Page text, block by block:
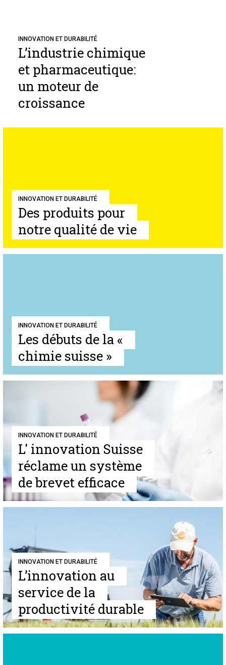
INNOVATION ET DURABILITÉ
L’industrie chimique
et pharmaceutique:
un moteur de
croissance
INNOVATION ET DURABILITÉ
Des produits pour
notre qualité de vie
INNOVATION ET DURABILITÉ
Les débuts de la «
chimie suisse »
INNOVATION ET DURABILITÉ
L' innovation Suisse
réclame un système
de brevet efficace
INNOVATION ET DURABILITÉ
L’innovation au
service de la
productivité durable